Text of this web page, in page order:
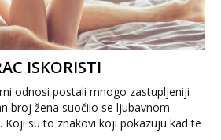
ISKORISTI
odnosi postali mnogo zastupljeniji
broj žena suočilo se ljubavnom
su to znakovi koji pokazuju kad te